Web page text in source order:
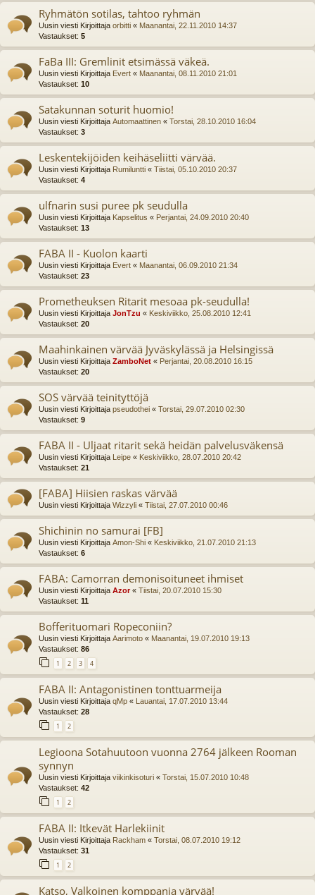
Ryhmätön sotilas, tahtoo ryhmän
Uusin viesti Kirjoittaja orbitti « Maanantai, 22.11.2010 14:37
Vastaukset: 5
FaBa III: Gremlinit etsimässä väkeä.
Uusin viesti Kirjoittaja Evert « Maanantai, 08.11.2010 21:01
Vastaukset: 10
Satakunnan soturit huomio!
Uusin viesti Kirjoittaja Automaattinen « Torstai, 28.10.2010 16:04
Vastaukset: 3
Leskentekijöiden keihäseliitti värvää.
Uusin viesti Kirjoittaja Rumiluntti « Tiistai, 05.10.2010 20:37
Vastaukset: 4
ulfnarin susi puree pk seudulla
Uusin viesti Kirjoittaja Kapselitus « Perjantai, 24.09.2010 20:40
Vastaukset: 13
FABA II - Kuolon kaarti
Uusin viesti Kirjoittaja Evert « Maanantai, 06.09.2010 21:34
Vastaukset: 23
Prometheuksen Ritarit mesoaa pk-seudulla!
Uusin viesti Kirjoittaja JonTzu « Keskiviikko, 25.08.2010 12:41
Vastaukset: 20
Maahinkainen värvää Jyväskylässä ja Helsingissä
Uusin viesti Kirjoittaja ZamboNet « Perjantai, 20.08.2010 16:15
Vastaukset: 20
SOS värvää teinityttöjä
Uusin viesti Kirjoittaja pseudothei « Torstai, 29.07.2010 02:30
Vastaukset: 9
FABA II - Uljaat ritarit sekä heidän palvelusväkensä
Uusin viesti Kirjoittaja Leipe « Keskiviikko, 28.07.2010 20:42
Vastaukset: 21
[FABA] Hiisien raskas värvää
Uusin viesti Kirjoittaja Wizzyli « Tiistai, 27.07.2010 00:46
Shichinin no samurai [FB]
Uusin viesti Kirjoittaja Amon-Shi « Keskiviikko, 21.07.2010 21:13
Vastaukset: 6
FABA: Camorran demonisoituneet ihmiset
Uusin viesti Kirjoittaja Azor« Tiistai, 20.07.2010 15:30
Vastaukset: 11
Bofferituomari Ropeconiin?
Uusin viesti Kirjoittaja Aarimoto « Maanantai, 19.07.2010 19:13
Vastaukset: 86
1 2 3 4
FABA II: Antagonistinen tonttuarmeija
Uusin viesti Kirjoittaja qMp «
Lauantai, 17.07.2010 13:44
Vastaukset: 28
1 2
Legioona Sotahuutoon vuonna 2764 jälkeen Rooman
synnyn
Uusin viesti Kirjoittaja viikinkisoturi « Torstai, 15.07.2010 10:48
Vastaukset: 42
1 2
FABA II: Itkevät Harlekiinit
Uusin viesti Kirjoittaja Rackham « Torstai, 08.07.2010 19:12
Vastaukset: 31
1 2
Katso, Valkoinen komppania värvää!